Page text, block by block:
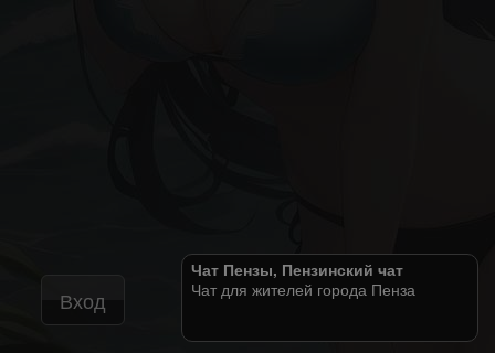
Вход
Чат Пензы, Пензинский чат
Чат для жителей города Пенза